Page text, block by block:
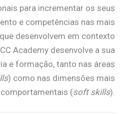
para incrementar os seus
e competências nas mais
desenvolvem em contexto
Academy desenvolve a sua
e formação, tanto nas áreas
) como nas dimensões mais
comportamentais (soft skills).